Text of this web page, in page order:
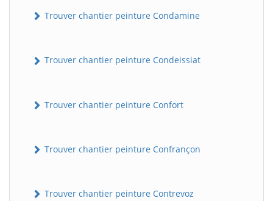
Trouver chantier peinture Condamine
Trouver chantier peinture Condeissiat
Trouver chantier peinture Confort
Trouver chantier peinture Confrançon
Trouver chantier peinture Contrevoz
BatiWebPro